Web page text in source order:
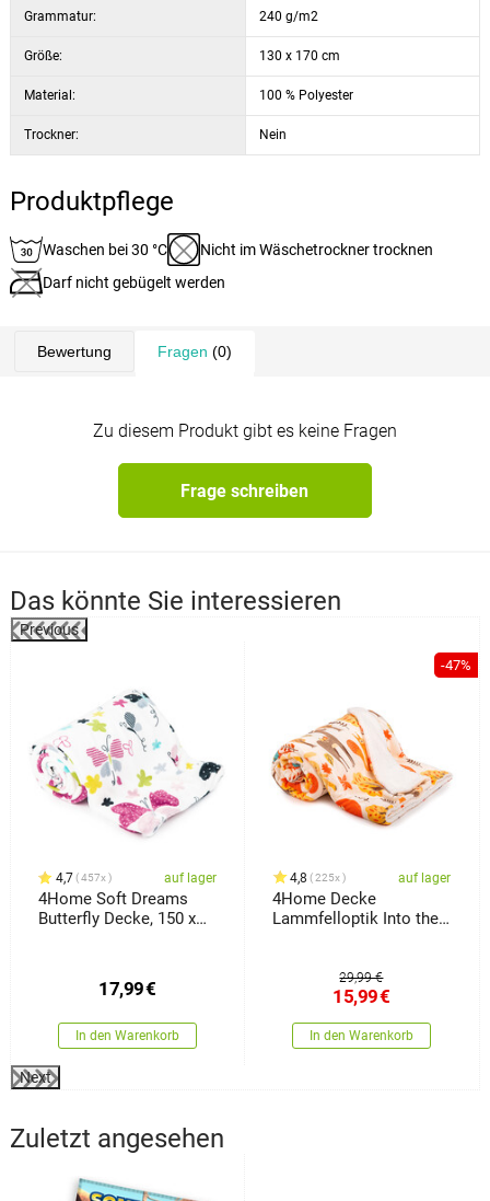
Grammatur: 240 g/m2
Größe: 130 x 170 cm
Material: 100 % Polyester
Trockner: Nein
Produktpflege
Waschen bei 30 °C
Nicht im Wäschetrockner trocknen
Darf nicht gebügelt werden
Bewertung Fragen (0)
Zu diesem Produkt gibt es keine Fragen
Frage schreiben
Das könnte Sie interessieren
Previous
4,7 457x auf lager
4Home Soft Dreams
Butterfly Decke, 150 x
17,99€
In den Warenkorb
-47%
4,8 225x auf lager
4Home Decke
Lammfelloptik Into the
29,99 €
15,99€
In den Warenkorb
Next
Zuletzt angesehen